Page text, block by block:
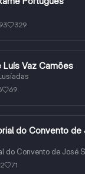
329
Luís Vaz Camões
69
do Convento de
do Convento de José
71